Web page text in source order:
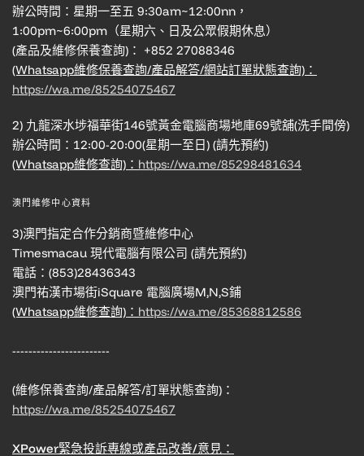
辦公時間：星期一至五 9:30am~12:00nn，
1:00pm~6:00pm（星期六、日及公眾假期休息）
(產品及維修保養查詢)： +852 27088346
(Whatsapp維修保養查詢/產品解答/網站訂單狀態查詢)：
https://wa.me/85254075467
2) 九龍深水埗福華街146號黃金電腦商場地庫69號舖(洗手間傍)
辦公時間：12:00-20:00(星期一至日) (請先預約)
(Whatsapp維修查詢)： https://wa.me/85298481634
澳門維修中心資料
3)澳門指定合作分銷商暨維修中心
Timesmacau 現代電腦有限公司 (請先預約)
電話：(853)28436343
澳門祐漢市場街iSquare 電腦廣場M,N,S鋪
(Whatsapp維修查詢)： https://wa.me/85368812586
------------------------
(維修保養查詢/產品解答/訂單狀態查詢)：
https://wa.me/85254075467
XPower緊急投訴專線或產品改善/意見：